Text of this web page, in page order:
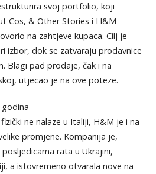
svoj portfolio, koji
Cos, & Other Stories i H&M
na zahtjeve kupaca. Cilj je
izbor, dok se zatvaraju prodavnice
Blagi pad prodaje, čak i na
utjecao je na ove poteze.
ne nalaze u Italiji, H&M je i na
promjene. Kompanija je,
rata u Ukrajini,
a istovremeno otvarala nove na